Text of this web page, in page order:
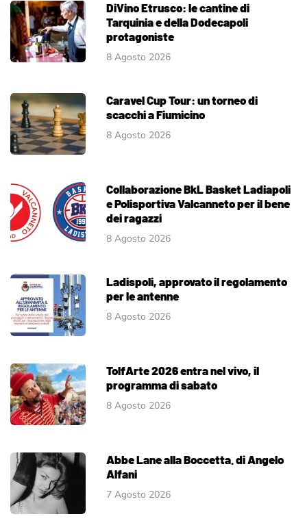
DiVino Etrusco: le cantine di
Tarquinia e della Dodecapoli
protagoniste
8 Agosto 2026
Caravel Cup Tour: un torneo di
scacchi a Fiumicino
8 Agosto 2026
Collaborazione BkL Basket Ladiapoli
e Polisportiva Valcanneto per il bene
dei ragazzi
8 Agosto 2026
Ladispoli, approvato il regolamento
per le antenne
8 Agosto 2026
TolfArte 2026 entra nel vivo, il
programma di sabato
8 Agosto 2026
Abbe Lane alla Boccetta. di Angelo
Alfani
7 Agosto 2026